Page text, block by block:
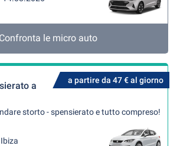
Confronta le micro auto
a partire da 47 € al giorno
a
storto - spensierato e tutto compreso!